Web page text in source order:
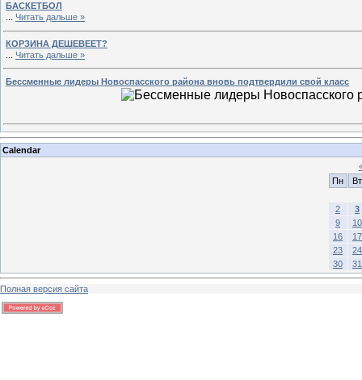
БАСКЕТБОЛ
Читать дальше »
КОРЗИНА ДЕШЕВЕЕТ?
Читать дальше »
Бессменные лидеры Новоспасского района вновь подтвердили свой класс
Calendar
Пн
Вт
2
3
9
10
16
17
23
24
30
31
Полная версия сайта